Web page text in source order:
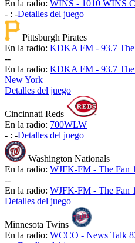
En la radio: WINS - 1010 WINS
- : -Detalles del juego
Pittsburgh Pirates
En la radio: KDKA FM - 93.7 The
--
En la radio: KDKA FM - 93.7 The
New York
Detalles del juego
Cincinnati Reds
En la radio: 700WLW
- : -Detalles del juego
Washington Nationals
En la radio: WJFK-FM - The Fan
--
En la radio: WJFK-FM - The Fan
Detalles del juego
Minnesota Twins
En la radio: WCCO - News Talk